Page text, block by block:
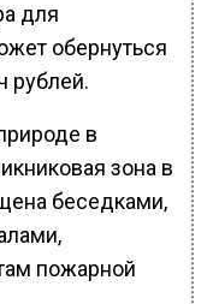
для
обернуться
рублей.
в
зона в
беседками,
пожарной